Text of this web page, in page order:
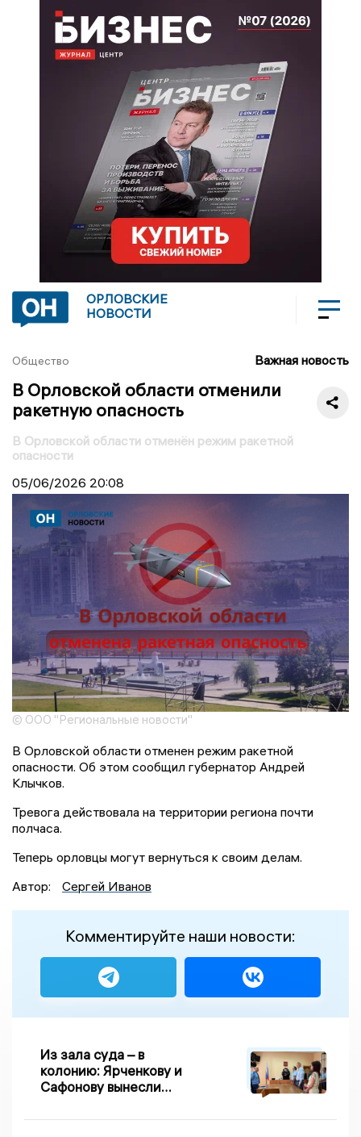
ОРЛОВСКИЕ
НОВОСТИ
Общество Важная новость
В Орловской области отменили
ракетную опасность
В Орловской области отменён режим ракетной
опасности
05/06/2026 20:08
© ООО "Региональные новости"
В Орловской области отменен режим ракетной
опасности. Об этом сообщил губернатор Андрей
Клычков.
Тревога действовала на территории региона почти
полчаса.
Теперь орловцы могут вернуться к своим делам.
Автор:
Сергей Иванов
Комментируйте наши новости:
Из зала суда – в
колонию: Ярченкову и
Сафонову вынесли
взятке